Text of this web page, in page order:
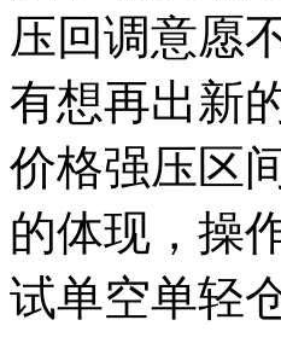
压回调意愿
有想再出新
价格强压区
的体现，操
试单空单轻